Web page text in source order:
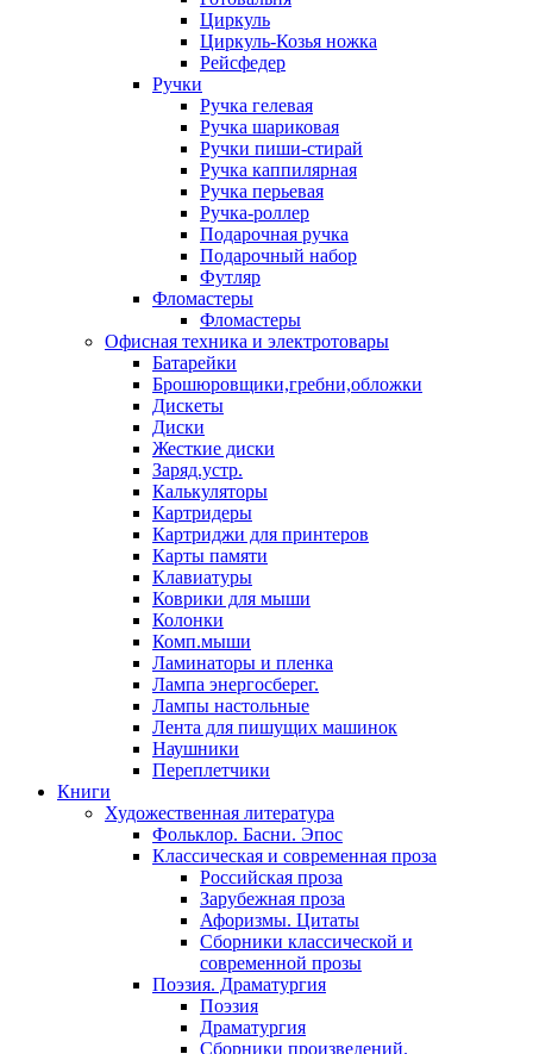
Циркуль
Циркуль-Козья ножка
Рейсфедер
Ручки
Ручка гелевая
Ручка шариковая
Ручки пиши-стирай
Ручка каппилярная
Ручка перьевая
Ручка-роллер
Подарочная ручка
Подарочный набор
Футляр
Фломастеры
Фломастеры
Офисная техника и электротовары
Батарейки
Брошюровщики,гребни,обложки
Дискеты
Диски
Жесткие диски
Заряд.устр.
Калькуляторы
Картридеры
Картриджи для принтеров
Карты памяти
Клавиатуры
Коврики для мыши
Колонки
Комп.мыши
Ламинаторы и пленка
Лампа энергосберег.
Лампы настольные
Лента для пишущих машинок
Наушники
Переплетчики
Книги
Художественная литература
Фольклор. Басни. Эпос
Классическая и современная проза
Российская проза
Зарубежная проза
Афоризмы. Цитаты
Сборники классической и
современной прозы
Поэзия. Драматургия
Поэзия
Драматургия
Сборники произведений.